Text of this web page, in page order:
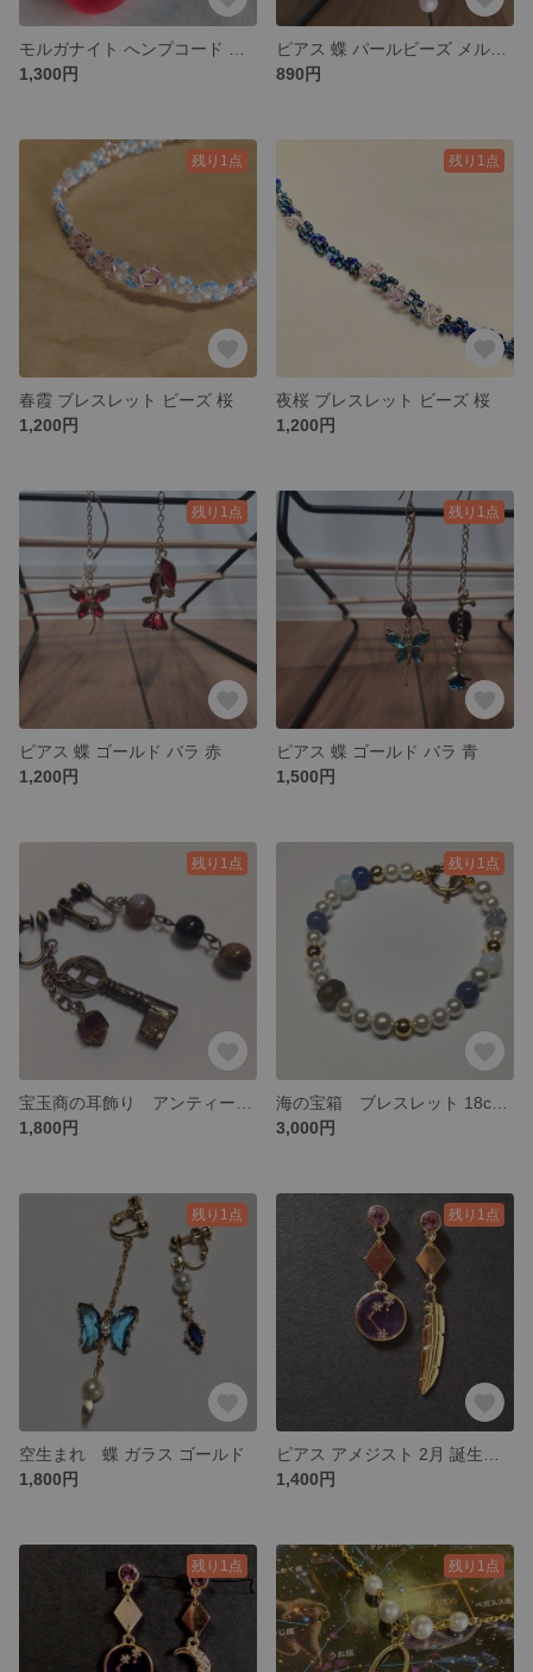
1,300円
890円
残り1点
春霞 ブレスレット ビーズ 桜
1,200円
残り1点
夜桜 ブレスレット ビーズ 桜
1,200円
残り1点
ピアス 蝶 ゴールド バラ 赤
1,200円
残り1点
ピアス 蝶 ゴールド バラ 青
1,500円
残り1点
1,800円
残り1点
3,000円
残り1点
空生まれ 蝶 ガラス ゴールド
1,800円
残り1点
1,400円
残り1点 残り1点